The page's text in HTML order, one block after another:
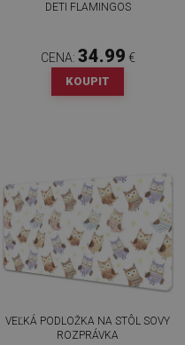
DETI FLAMINGOS
CENA: 34.99 €
KOUPIT
VEĽKÁ PODLOŽKA NA STÔL SOVY
ROZPRÁVKA